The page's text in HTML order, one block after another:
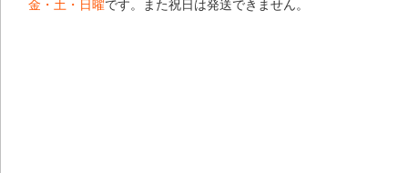
金・土・日曜です。また祝日は発送できません。